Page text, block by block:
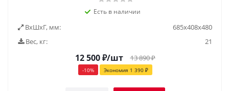
Есть в наличии
ВxШxГ, мм:
685х408х480
Вес, кг:
21
12 500₽/шт 13 890₽
-10% Экономия 1 390₽